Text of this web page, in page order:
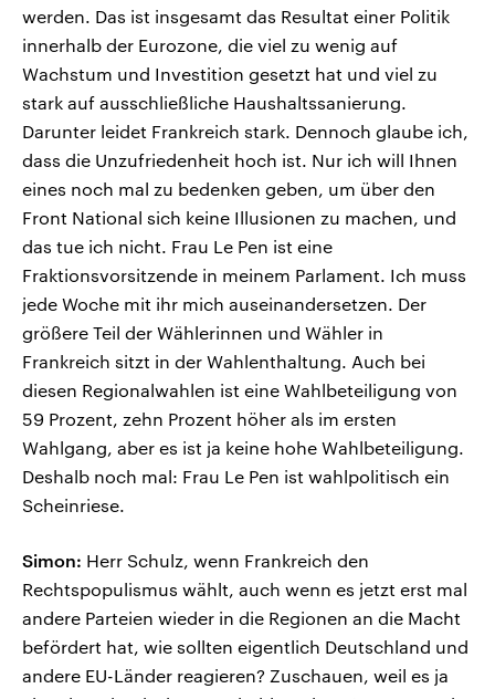
werden. Das ist insgesamt das Resultat einer Politik
innerhalb der Eurozone, die viel zu wenig auf
Wachstum und Investition gesetzt hat und viel zu
stark auf ausschließliche Haushaltssanierung.
Darunter leidet Frankreich stark. Dennoch glaube ich,
dass die Unzufriedenheit hoch ist. Nur ich will Ihnen
eines noch mal zu bedenken geben, um über den
Front National sich keine Illusionen zu machen, und
das tue ich nicht. Frau Le Pen ist eine
Fraktionsvorsitzende in meinem Parlament. Ich muss
jede Woche mit ihr mich auseinandersetzen. Der
größere Teil der Wählerinnen und Wähler in
Frankreich sitzt in der Wahlenthaltung. Auch bei
diesen Regionalwahlen ist eine Wahlbeteiligung von
59 Prozent, zehn Prozent höher als im ersten
Wahlgang, aber es ist ja keine hohe Wahlbeteiligung.
Deshalb noch mal: Frau Le Pen ist wahlpolitisch ein
Scheinriese.
Simon: Herr Schulz, wenn Frankreich den
Rechtspopulismus wählt, auch wenn es jetzt erst mal
andere Parteien wieder in die Regionen an die Macht
befördert hat, wie sollten eigentlich Deutschland und
andere EU-Länder reagieren? Zuschauen, weil es ja